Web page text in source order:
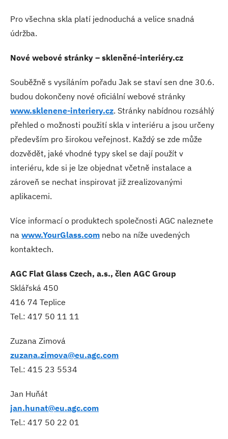
Pro všechna skla platí jednoduchá a velice snadná
údržba.
Nové webové stránky – skleněné-interiéry.cz
Souběžně s vysíláním pořadu Jak se staví sen dne 30.6.
budou dokončeny nové oficiální webové stránky
www.sklenene-interiery.cz. Stránky nabídnou rozsáhlý
přehled o možnosti použití skla v interiéru a jsou určeny
především pro širokou veřejnost. Každý se zde může
dozvědět, jaké vhodné typy skel se dají použít v
interiéru, kde si je lze objednat včetně instalace a
zároveň se nechat inspirovat již zrealizovanými
aplikacemi.
Více informací o produktech společnosti AGC naleznete
na www.YourGlass.com nebo na níže uvedených
kontaktech.
AGC Flat Glass Czech, a.s., člen AGC Group
Sklářská 450
416 74 Teplice
Tel.: 417 50 11 11
Zuzana Zimová
zuzana.zimova@eu.agc.com
Tel.: 415 23 5534
Jan Huňát
jan.hunat@eu.agc.com
Tel.: 417 50 22 01